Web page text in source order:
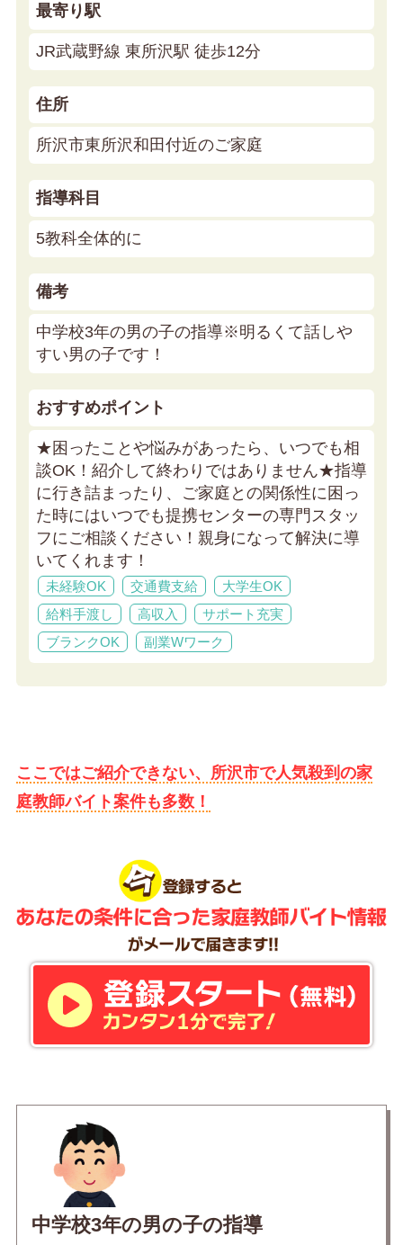
最寄り駅
JR武蔵野線 東所沢駅 徒歩12分
住所
所沢市東所沢和田付近のご家庭
指導科目
5教科全体的に
備考
中学校3年の男の子の指導※明るくて話しや
すい男の子です！
おすすめポイント
★困ったことや悩みがあったら、いつでも相
談OK！紹介して終わりではありません★指導
に行き詰まったり、ご家庭との関係性に困っ
た時にはいつでも提携センターの専門スタッ
フにご相談ください！親身になって解決に導
いてくれます！
未経験OK 交通費支給
大学生OK
給料手渡し
高収入
サポート充実
ブランクOK
副業Wワーク
ここではご紹介できない、所沢市で人気殺到の家
庭教師バイト案件も多数！
中学校3年の男の子の指導